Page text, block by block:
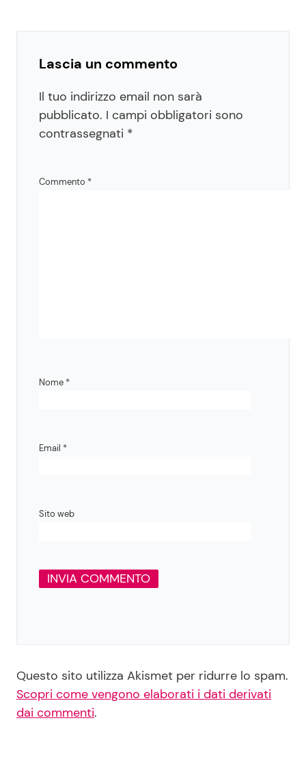
Lascia un commento
Il tuo indirizzo email non sarà
pubblicato. I campi obbligatori sono
contrassegnati *
Commento *
Nome *
Email *
Sito web
Questo sito utilizza Akismet per ridurre lo spam.
Scopri come vengono elaborati i dati derivati
dai commenti.